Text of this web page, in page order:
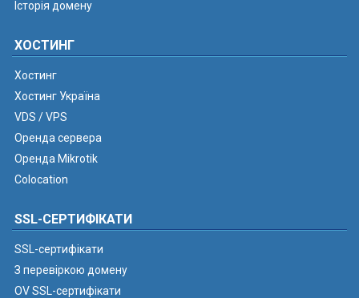
Історія домену
ХОСТИНГ
Хостинг
Хостинг Україна
VDS / VPS
Оренда сервера
Оренда Mikrotik
Colocation
SSL-СЕРТИФІКАТИ
SSL-сертифікати
З перевіркою домену
OV SSL-сертифікати